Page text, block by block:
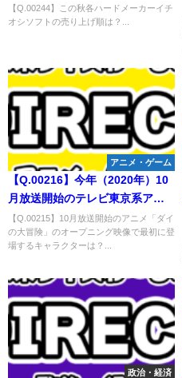
ンチソフト」「プレイステーシ
ョン5ローンチソフト」「任天堂
調べで初週にもっとも売上の多
かったタイトルの順番は？
【Q.00244】この秋各ハードメーカーイチ
オシソフトの売り上げ順は？...
アニメ・ゲーム
【Q.00216】今年（2020年）10
月放送開始のテレビ東京系アニ
メ「ドラゴンクエスト ダイの
大冒険」。選択肢に上げたキャ
ラクターの中で、オープニング
【Q.00215】10月放送開始のアニメ「ダイ
の大冒険」のオープニング映像で最初に登
場するキャラクターは？...
政治・経済